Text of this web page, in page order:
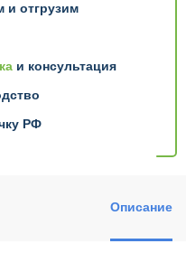
и отгрузим
и консультация
РФ
Описание